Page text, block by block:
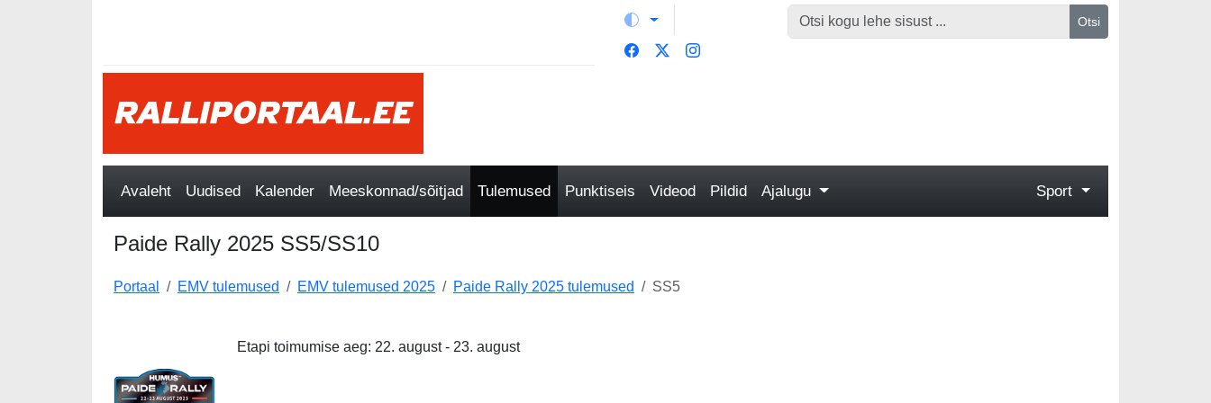
Otsi
Avaleht Uudised Kalender Meeskonnad/sõitjad Tulemused Punktiseis Videod Pildid Ajalugu Sport
Paide Rally 2025 SS5/SS10
Portaal EMV tulemused EMV tulemused 2025 Paide Rally 2025 tulemused SS5
Etapi toimumise aeg: 22. august - 23. august